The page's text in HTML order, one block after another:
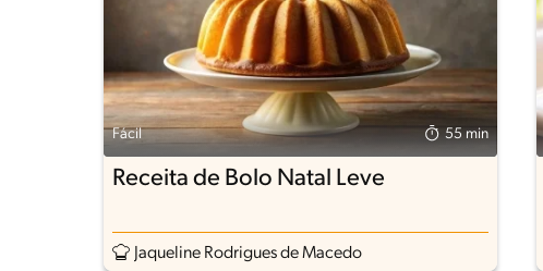
Fácil 55 min
Receita de Bolo Natal Leve
Jaqueline Rodrigues de Macedo